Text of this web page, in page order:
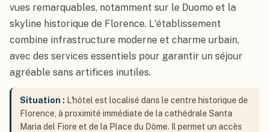
vues remarquables, notamment sur le Duomo et la
skyline historique de Florence. L'établissement
combine infrastructure moderne et charme urbain,
avec des services essentiels pour garantir un séjour
agréable sans artifices inutiles.
Situation : L'hôtel est localisé dans le centre historique de
Florence, à proximité immédiate de la cathédrale Santa
Maria del Fiore et de la Place du Dôme. Il permet un accès